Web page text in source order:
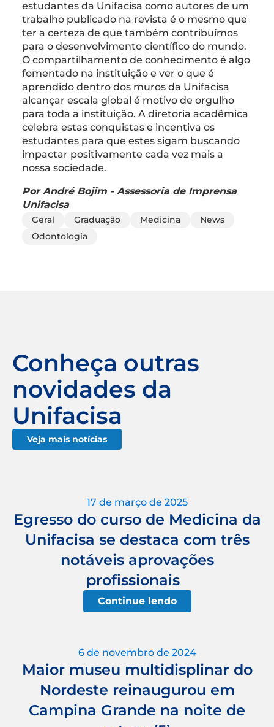
estudantes da Unifacisa como autores de um
trabalho publicado na revista é o mesmo que
ter a certeza de que também contribuímos
para o desenvolvimento científico do mundo.
O compartilhamento de conhecimento é algo
fomentado na instituição e ver o que é
aprendido dentro dos muros da Unifacisa
alcançar escala global é motivo de orgulho
para toda a instituição. A diretoria acadêmica
celebra estas conquistas e incentiva os
estudantes para que estes sigam buscando
impactar positivamente cada vez mais a
nossa sociedade.
Por André Bojim - Assessoria de Imprensa
Unifacisa
Geral Graduação Medicina
News
Odontologia
Conheça outras
novidades da
Unifacisa
Veja mais notícias
17 de março de 2025
Egresso do curso de Medicina da
Unifacisa se destaca com três
notáveis aprovações
profissionais
Continue lendo
6 de novembro de 2024
Maior museu multidisplinar do
Nordeste reinaugurou em
Campina Grande na noite de